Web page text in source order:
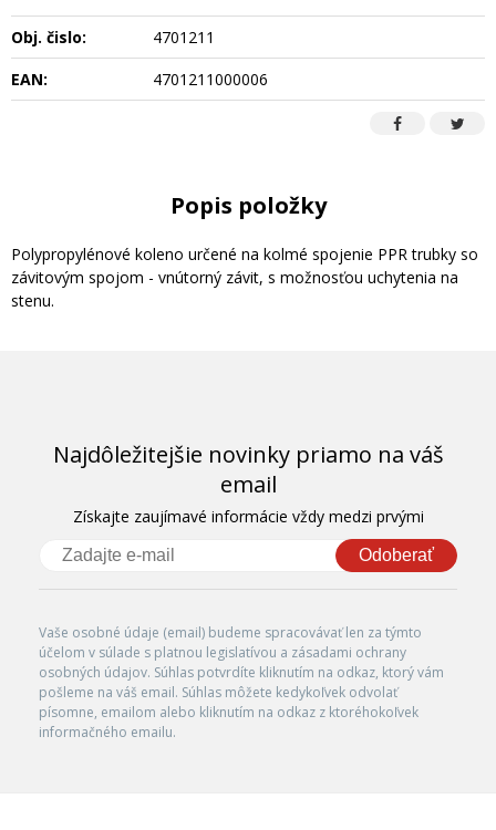
Obj. čislo:
4701211
EAN:
4701211000006
Popis položky
Polypropylénové koleno určené na kolmé spojenie PPR trubky so
závitovým spojom - vnútorný závit, s možnosťou uchytenia na
stenu.
Najdôležitejšie novinky priamo na váš
email
Získajte zaujímavé informácie vždy medzi prvými
Odoberať
Vaše osobné údaje (email) budeme spracovávať len za týmto
účelom v súlade s platnou legislatívou a zásadami ochrany
osobných údajov. Súhlas potvrdíte kliknutím na odkaz, ktorý vám
pošleme na váš email. Súhlas môžete kedykoľvek odvolať
písomne, emailom alebo kliknutím na odkaz z ktoréhokoľvek
informačného emailu.